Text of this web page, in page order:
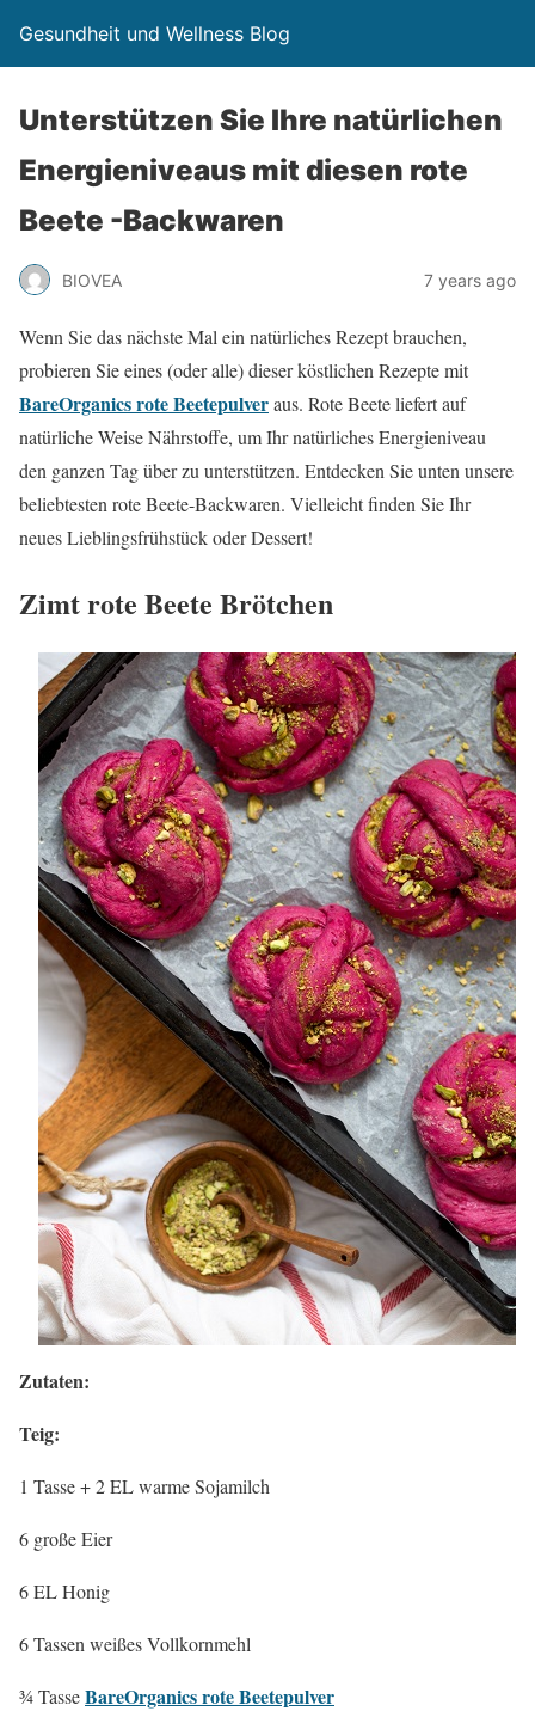
Gesundheit und Wellness Blog
Unterstützen Sie Ihre natürlichen
Energieniveaus mit diesen rote
Beete -Backwaren
BIOVEA 7 years ago
Wenn Sie das nächste Mal ein natürliches Rezept brauchen,
probieren Sie eines (oder alle) dieser köstlichen Rezepte mit
BareOrganics rote Beetepulveraus. Rote Beete liefert auf
natürliche Weise Nährstoffe, um Ihr natürliches Energieniveau
den ganzen Tag über zu unterstützen. Entdecken Sie unten unsere
beliebtesten rote Beete-Backwaren. Vielleicht finden Sie Ihr
neues Lieblingsfrühstück oder Dessert!
Zimt rote Beete Brötchen
Zutaten:
Teig:
1 Tasse + 2 EL warme Sojamilch
6 große Eier
6 EL Honig
6 Tassen weißes Vollkornmehl
¾ TasseBareOrganics rote Beetepulver